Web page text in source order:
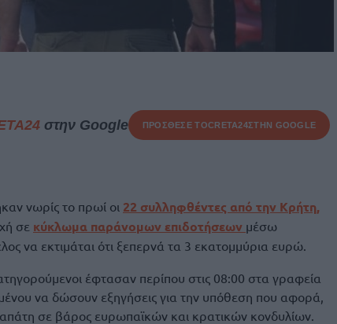
στην Google ΠΡΟΣΘΕΣΕ ΤΟCRETA24ΣΤΗΝ GOOGLE
νωρίς το πρωί οι 22 συλληφθέντες από την Κρήτη,
σε κύκλωμα παράνομων επιδοτήσεων μέσω
να εκτιμάται ότι ξεπερνά τα 3 εκατομμύρια ευρώ.
έφτασαν περίπου στις 08:00 στα γραφεία
να δώσουν εξηγήσεις για την υπόθεση που αφορά,
σε βάρος ευρωπαϊκών και κρατικών κονδυλίων.